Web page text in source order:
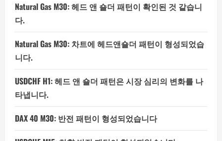
Natural Gas M30: 헤드 앤 숄더 패턴이 확인된 것 같습니
다.
Natural Gas M30: 차트에 헤드앤숄더 패턴이 형성되었습
니다.
USDCHF H1: 헤드 앤 숄더 패턴은 시장 심리의 변화를 나
타냅니다.
DAX 40 M30: 반전 패턴이 형성되었습니다